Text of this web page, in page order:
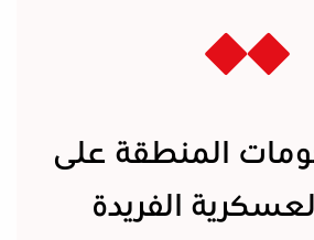
المنطقة على
الفريدة